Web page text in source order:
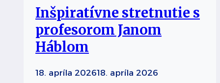
Inšpiratívne stretnutie s
profesorom Janom
Háblom
18. apríla 202618. apríla 2026